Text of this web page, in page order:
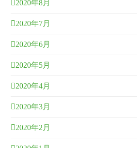
2020年8月
2020年7月
2020年6月
2020年5月
2020年4月
2020年3月
2020年2月